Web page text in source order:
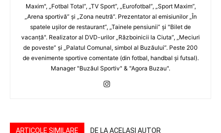
Maxim", „Fotbal Total”, „TV Sport”, „Eurofotbal”, „Sport Maxim”,
„Arena sportivă” şi „Zona neutră”. Prezentator al emisiunilor „În
spatele uşilor de restaurant”, „Tainele pensiunii” şi "Bilet de
vacanţă". Realizator al DVD-urilor „Războinicii la Ciuta”, „Meciuri
de poveste” şi „Palatul Comunal, simbol al Buzăului”. Peste 200
de evenimente sportive comentate (din fotbal, handbal şi futsal).
Manager "Buzăul Sportiv" & "Agora Buzau".
ARTICOLE SIMILARE DE LA ACELAȘI AUTOR